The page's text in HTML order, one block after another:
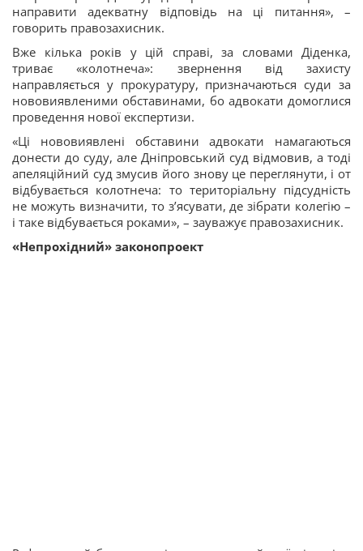
направити адекватну відповідь на ці питання», –
говорить правозахисник.
Вже кілька років у цій справі, за словами Діденка,
триває «колотнеча»: звернення від захисту
направляється у прокуратуру, призначаються суди за
нововиявленими обставинами, бо адвокати домоглися
проведення нової експертизи.
«Ці нововиявлені обставини адвокати намагаються
донести до суду, але Дніпровський суд відмовив, а тоді
апеляційний суд змусив його знову це переглянути, і от
відбувається колотнеча: то територіальну підсудність
не можуть визначити, то з’ясувати, де зібрати колегію –
і таке відбувається роками», – зауважує правозахисник.
«Непрохідний» законопроект